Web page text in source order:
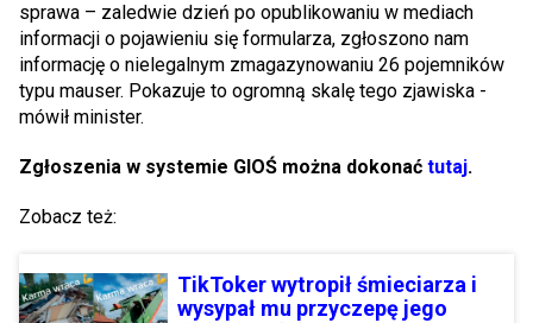
sprawa – zaledwie dzień po opublikowaniu w mediach
informacji o pojawieniu się formularza, zgłoszono nam
informację o nielegalnym zmagazynowaniu 26 pojemników
typu mauser. Pokazuje to ogromną skalę tego zjawiska -
mówił minister.
Zgłoszenia w systemie GIOŚ można dokonać tutaj.
Zobacz też:
TikToker wytropił śmieciarza i
wysypał mu przyczepę jego